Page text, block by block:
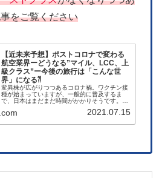
をご覧ください
【近未来予想】ポストコロナで変わる
航空業界ーどうなる”マイル、LCC、上
級クラス”ー今後の旅行は「こんな世
界」になる⁈
変異株が広がりつつあるコロナ禍。ワクチン接
種が始まっていますが、一般的に普及するま
で、日本はまだまだ時間がかかりそうです。そ
て考察してみます。＼格安航空券探すならソラ
2021.07.15